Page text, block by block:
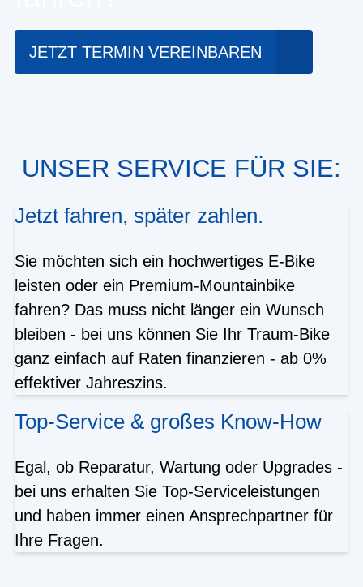
JETZT TERMIN VEREINBAREN
UNSER SERVICE FÜR SIE:
Jetzt fahren, später zahlen.
Sie möchten sich ein hochwertiges E-Bike
leisten oder ein Premium-Mountainbike
fahren? Das muss nicht länger ein Wunsch
bleiben - bei uns können Sie Ihr Traum-Bike
ganz einfach auf Raten finanzieren - ab 0%
effektiver Jahreszins.
Top-Service & großes Know-How
Egal, ob Reparatur, Wartung oder Upgrades -
bei uns erhalten Sie Top-Serviceleistungen
und haben immer einen Ansprechpartner für
Ihre Fragen.